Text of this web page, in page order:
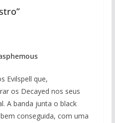
Evilspell que,
os Decayed nos seus
A banda junta o black
conseguida, com uma